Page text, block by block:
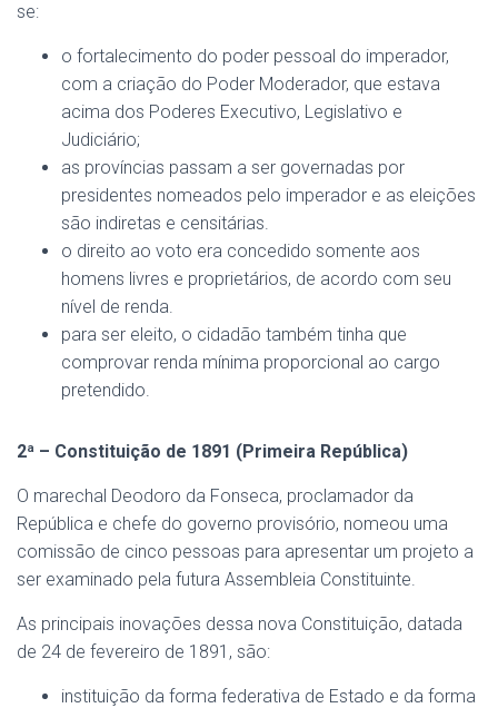
se:
o fortalecimento do poder pessoal do imperador,
com a criação do Poder Moderador, que estava
acima dos Poderes Executivo, Legislativo e
Judiciário;
as províncias passam a ser governadas por
presidentes nomeados pelo imperador e as eleições
são indiretas e censitárias.
o direito ao voto era concedido somente aos
homens livres e proprietários, de acordo com seu
nível de renda.
para ser eleito, o cidadão também tinha que
comprovar renda mínima proporcional ao cargo
pretendido.
2ª – Constituição de 1891 (Primeira República)
O marechal Deodoro da Fonseca, proclamador da
República e chefe do governo provisório, nomeou uma
comissão de cinco pessoas para apresentar um projeto a
ser examinado pela futura Assembleia Constituinte.
As principais inovações dessa nova Constituição, datada
de 24 de fevereiro de 1891, são:
instituição da forma federativa de Estado e da forma